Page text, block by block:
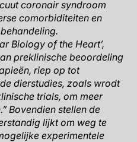
coronair syndroom
comorbiditeiten en
Biology of the Heart’,
preklinische beoordeling
riep op tot
dierstudies, zoals wrodt
trials, om meer
Bovendien stellen de
lijkt om weg te
experimentele